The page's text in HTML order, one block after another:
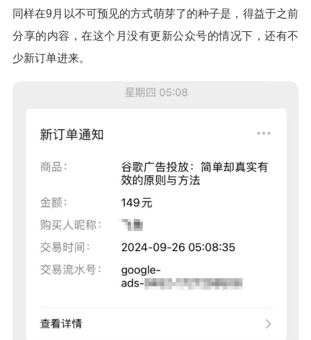
同样在9月以不可预见的方式萌芽了的种子是，得益于之前
分享的内容，在这个月没有更新公众号的情况下，还有不
少新订单进来。